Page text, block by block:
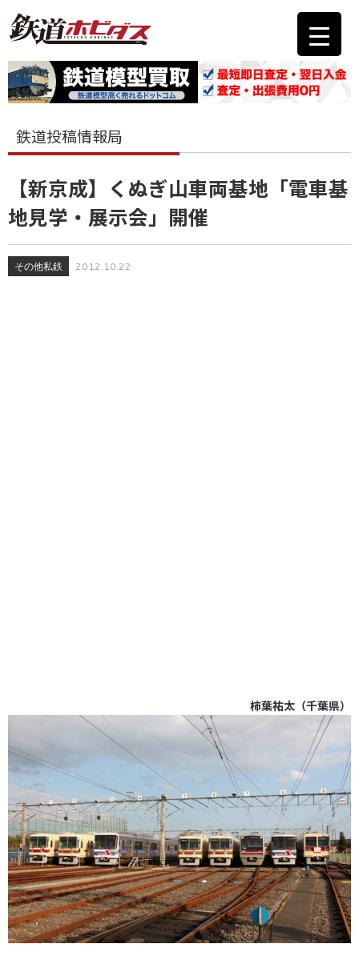
鉄道投稿情報局
【新京成】くぬぎ山車両基地「電車基
地見学・展示会」開催
その他私鉄 2012.10.22
柿葉祐太（千葉県）